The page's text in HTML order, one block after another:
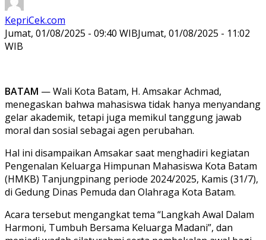
KepriCek.com
Jumat, 01/08/2025 - 09:40 WIBJumat, 01/08/2025 - 11:02
WIB
BATAM — Wali Kota Batam, H. Amsakar Achmad,
menegaskan bahwa mahasiswa tidak hanya menyandang
gelar akademik, tetapi juga memikul tanggung jawab
moral dan sosial sebagai agen perubahan.
Hal ini disampaikan Amsakar saat menghadiri kegiatan
Pengenalan Keluarga Himpunan Mahasiswa Kota Batam
(HMKB) Tanjungpinang periode 2024/2025, Kamis (31/7),
di Gedung Dinas Pemuda dan Olahraga Kota Batam.
Acara tersebut mengangkat tema “Langkah Awal Dalam
Harmoni, Tumbuh Bersama Keluarga Madani”, dan